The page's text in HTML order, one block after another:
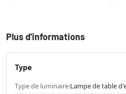
Plus d'informations
Type
Type de luminaire:Lampe de table